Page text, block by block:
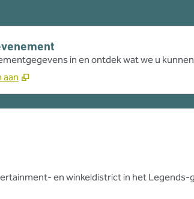
in en ontdek wat we u
aan
en winkeldistrict in het Legends-